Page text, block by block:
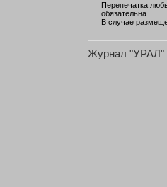
Перепечатка
обязательна.
В случае
Журнал "УРАЛ"